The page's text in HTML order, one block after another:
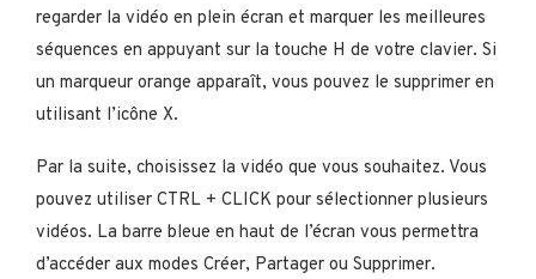
regarder la vidéo en plein écran et marquer les meilleures
séquences en appuyant sur la touche H de votre clavier. Si
un marqueur orange apparaît, vous pouvez le supprimer en
utilisant l’icône X.
Par la suite, choisissez la vidéo que vous souhaitez. Vous
pouvez utiliser CTRL + CLICK pour sélectionner plusieurs
vidéos. La barre bleue en haut de l’écran vous permettra
d’accéder aux modes Créer, Partager ou Supprimer.